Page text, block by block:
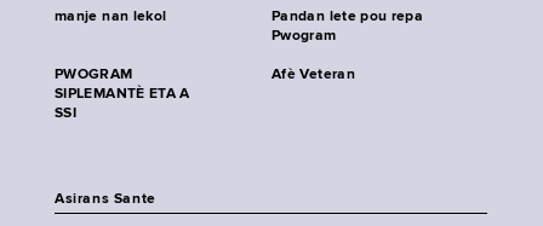
manje nan lekol
Pandan lete pou repa
Pwogram
PWOGRAM
SIPLEMANTÈ ETA A
SSI
Afè Veteran
Asirans Sante